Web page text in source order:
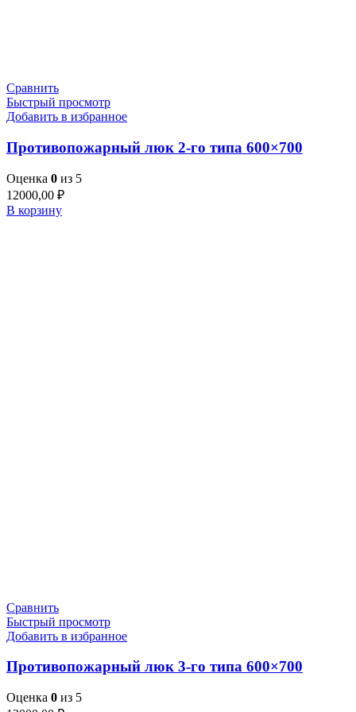
Сравнить
Быстрый просмотр
Добавить в избранное
Противопожарный люк 2-го типа 600×700
Оценка 0 из 5
12000,00 ₽
В корзину
Сравнить
Быстрый просмотр
Добавить в избранное
Противопожарный люк 3-го типа 600×700
Оценка 0 из 5